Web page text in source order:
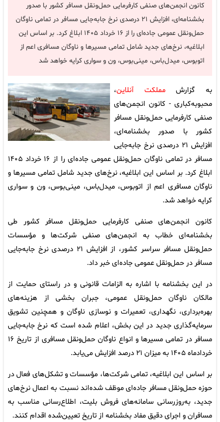
کانون انجمن‌های صنفی کارفرمایی حمل‌ونقل مسافر کشور با صدور
بخشنامه‌ای، افزایش ۲۱ درصدی نرخ جابه‌جایی مسافر در تمامی ناوگان
حمل‌ونقل عمومی جاده‌ای را از ۱۶ خرداد ۱۴۰۵ ابلاغ کرد. بر اساس این
ابلاغیه، نرخ‌های جدید شامل تمامی مسیر‌ها و ناوگان مسافری اعم از
اتوبوس، میدل‌باس، مینی‌بوس، ون و سواری کرایه خواهد شد
به گزارشمملکت آنلاین،
محبوبه‌کباری - کانون انجمن‌های
صنفی کارفرمایی حمل‌ونقل مسافر
کشور با صدور بخشنامه‌ای،
افزایش ۲۱ درصدی نرخ جابه‌جایی
مسافر در تمامی ناوگان حمل‌ونقل عمومی جاده‌ای را از ۱۶ خرداد ۱۴۰۵
ابلاغ کرد. بر اساس این ابلاغیه، نرخ‌های جدید شامل تمامی مسیرها و
ناوگان مسافری اعم از اتوبوس، میدل‌باس، مینی‌بوس، ون و سواری
کرایه خواهد شد.
کانون انجمن‌های صنفی کارفرمایی حمل‌ونقل مسافر کشور طی
بخشنامه‌ای خطاب به انجمن‌های صنفی شرکت‌ها و مؤسسات
حمل‌ونقل مسافر سراسر کشور، از افزایش ۲۱ درصدی نرخ جابه‌جایی
مسافر در حمل‌ونقل عمومی جاده‌ای خبر داد.
در این بخشنامه با اشاره به الزامات قانونی و در راستای حمایت از
مالکان ناوگان حمل‌ونقل عمومی، جبران بخشی از هزینه‌های
بهره‌برداری، نگهداری، تعمیرات و نوسازی ناوگان و همچنین تشویق
سرمایه‌گذاری جدید در این بخش، اعلام شده است که نرخ جابه‌جایی
مسافر در تمامی مسیرها و انواع ناوگان حمل‌ونقل مسافری از تاریخ ۱۶
خردادماه ۱۴۰۵ به میزان ۲۱ درصد افزایش می‌یابد.
بر اساس این ابلاغیه، تمامی شرکت‌ها، مؤسسات و تشکل‌های فعال در
حوزه حمل‌ونقل مسافر جاده‌ای موظف شده‌اند نسبت به اعمال نرخ‌های
جدید، به‌روزرسانی سامانه‌های فروش بلیت، اطلاع‌رسانی مناسب به
مسافران و اجرای دقیق مفاد بخشنامه از تاریخ تعیین‌شده اقدام کنند.